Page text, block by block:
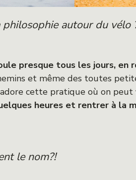
autour du vélo
presque tous les jours, en
et même des toutes
cette pratique où on
heures et rentrer à la
le nom?!